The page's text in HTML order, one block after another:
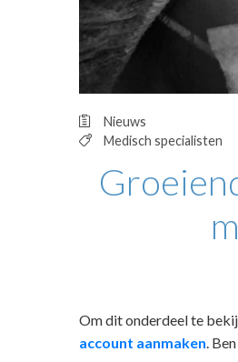
Nieuws
Medisch specialisten
Om dit onderdeel te
account aanmaken .